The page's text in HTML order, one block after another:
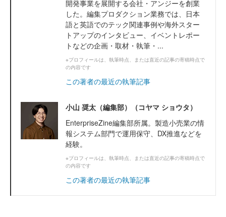
開発事業を展開する会社・アンジーを創業
した。編集プロダクション業務では、日本
語と英語でのテック関連事例や海外スター
トアップのインタビュー、イベントレポー
トなどの企画・取材・執筆・...
※プロフィールは、執筆時点、または直近の記事の寄稿時点で
の内容です
この著者の最近の執筆記事
小山 奨太（編集部）（コヤマ ショウタ）
EnterpriseZine編集部所属。製造小売業の情
報システム部門で運用保守、DX推進などを
経験。
※プロフィールは、執筆時点、または直近の記事の寄稿時点で
の内容です
この著者の最近の執筆記事